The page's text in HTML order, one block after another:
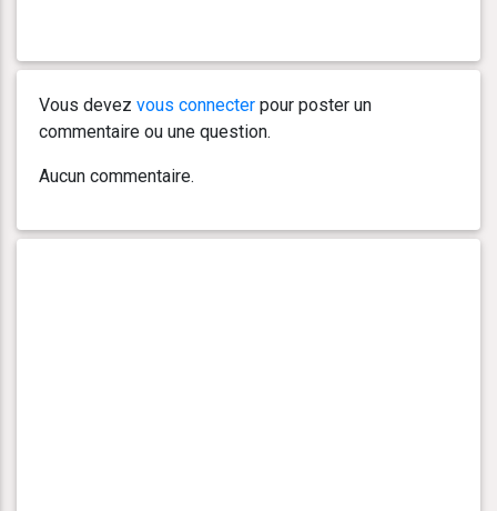
Vous devez vous connecter pour poster un
commentaire ou une question.
Aucun commentaire.